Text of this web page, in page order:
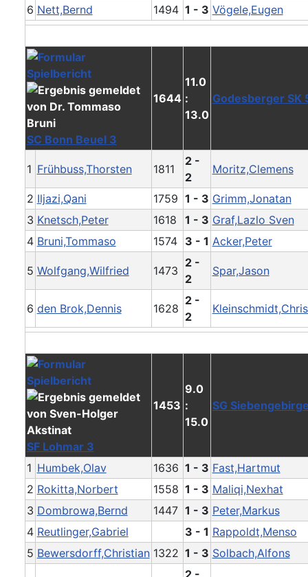
6 Nett,Bernd 1494 1 - 3 Vögele,Eugen
SC Bonn Beuel 3
1644
11.0
:
13.0
Godesberger SK
1 Frühbuss,Thorsten 1811
2 -
2
Moritz,Clemens
2 Iljazi,Qani 1759 1 - 3 Grimm,Jonatan
3 Knetsch,Peter 1618 1 - 3 Graf,Lazlo Sven
4 Bruni,Tommaso 1574 3 - 1 Acker,Peter
5 Wolfgang,Wilfried 1473
2 -
2
Spar,Jason
6 den Brok,Dennis 1628
2 -
2
SF Lohmar 3
1453
9.0
:
15.0
SG
1 Humbek,Olav 1636 1 - 3 Fast,Hartmut
2 Rokitta,Norbert 1558 1 - 3 Maliqi,Nexhat
3 Dombrowa,Bernd 1447 1 - 3 Peter,Markus
4 Reutlinger,Gabriel 3 - 1 Rappoldt,Menso
5 Bewersdorff,Christian 1322 1 - 3 Solbach,Alfons